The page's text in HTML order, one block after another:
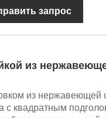
запрос
из
из нержавеющей
с квадратным